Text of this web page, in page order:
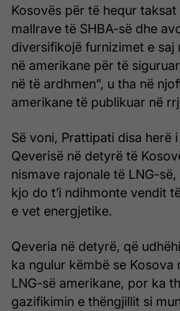
Kosovës për të hequr
mallrave të SHBA-së dhe
diversifikojë furnizimet e saj
në amerikane për të
në të ardhmen”, u tha në
amerikane të publikuar në
Së voni, Prattipati disa herë
Qeverisë në detyrë të
nismave rajonale të LNG-
kjo do t’i ndihmonte vendit
e vet energjetike.
Qeveria në detyrë, që
ka ngulur këmbë se Kosova
LNG-së amerikane, por ka
gazifikimin e thëngjillit si